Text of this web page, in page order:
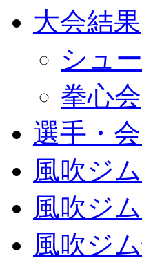
大会結果
シュ
拳心会
選手・
風吹ジ
風吹ジ
風吹ジ